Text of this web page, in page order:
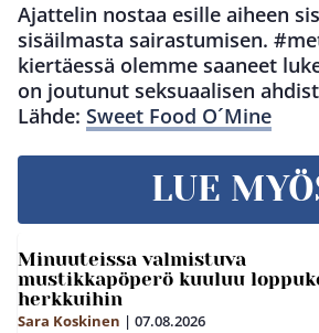
Ajattelin nostaa esille aiheen
sisäilmasta sairastumisen.
kiertäessä olemme saaneet
on joutunut seksuaalisen
Lähde: Sweet Food O´Mine
LUE
Minuuteissa valmistuva
mustikkapöperö kuuluu
herkkuihin
Sara Koskinen | 07.08.2026